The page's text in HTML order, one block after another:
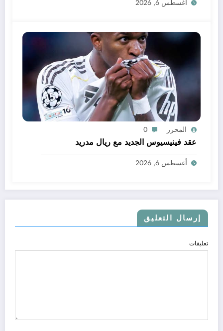
أغسطس 6, 2026
المحرر 0
عقد فينيسيوس الجديد مع ريال مدريد
أغسطس 6, 2026
إرسال التعليق
تعليقات